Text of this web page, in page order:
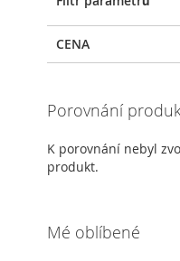
CENA
Porovnání
K porovnání nebyl
produkt.
Mé oblíbené